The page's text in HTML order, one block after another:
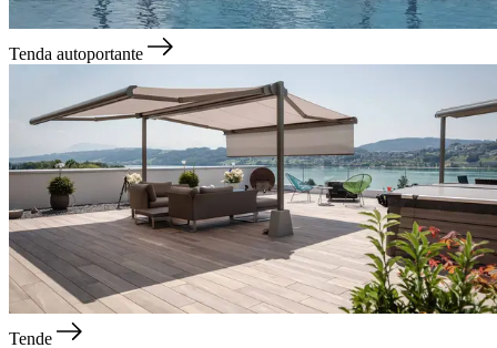
Tenda autoportante
Tende